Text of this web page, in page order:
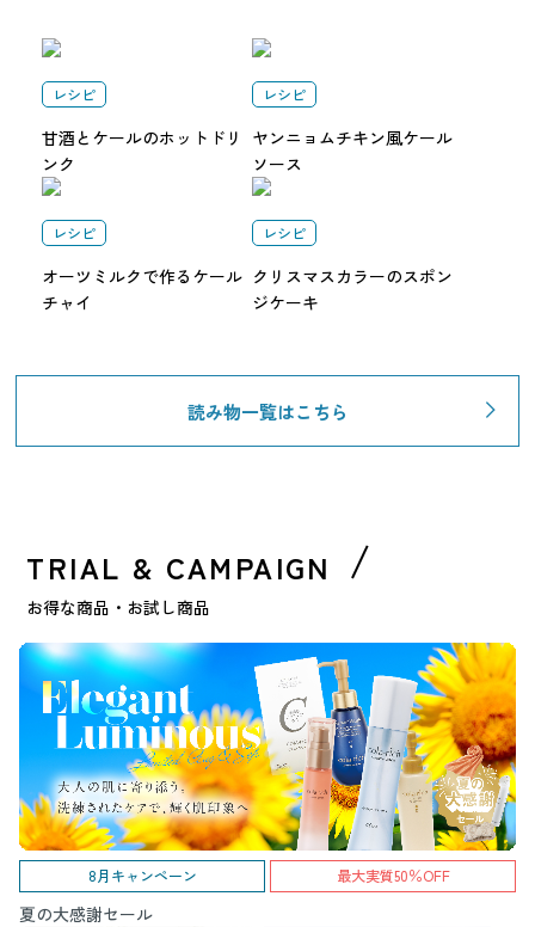
レシピ
甘酒とケールのホットドリ
ンク
レシピ
ヤンニョムチキン風ケール
ソース
レシピ
オーツミルクで作るケール
チャイ
レシピ
クリスマスカラーのスポン
ジケーキ
読み物一覧はこちら
TRIAL & CAMPAIGN
お得な商品・お試し商品
8月キャンペーン 最大実質50％OFF
夏の大感謝セール